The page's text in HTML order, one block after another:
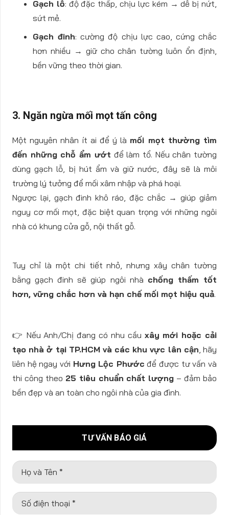
Gạch lỗ: độ đặc thấp, chịu lực kém → dễ bị nứt,
sứt mẻ.
Gạch đinh: cường độ chịu lực cao, cứng chắc
hơn nhiều → giữ cho chân tường luôn ổn định,
bền vững theo thời gian.
3. Ngăn ngừa mối mọt tấn công
Một nguyên nhân ít ai để ý là mối mọt thường tìm
đến những chỗ ẩm ướt để làm tổ. Nếu chân tường
dùng gạch lỗ, bị hút ẩm và giữ nước, đây sẽ là môi
trường lý tưởng để mối xâm nhập và phá hoại.
Ngược lại, gạch đinh khô ráo, đặc chắc → giúp giảm
nguy cơ mối mọt, đặc biệt quan trọng với những ngôi
nhà có khung cửa gỗ, nội thất gỗ.
Tuy chỉ là một chi tiết nhỏ, nhưng xây chân tường
bằng gạch đinh sẽ giúp ngôi nhà chống thấm tốt
hơn, vững chắc hơn và hạn chế mối mọt hiệu quả.
👉 Nếu Anh/Chị đang có nhu cầu xây mới hoặc cải
tạo nhà ở tại TP.HCM và các khu vực lân cận , hãy
liên hệ ngay với Hưng Lộc Phước để được tư vấn và
thi công theo 25 tiêu chuẩn chất lượng – đảm bảo
bền đẹp và an toàn cho ngôi nhà của gia đình.
TƯ VẤN BÁO GIÁ
Họ và Tên *
Số điện thoại *